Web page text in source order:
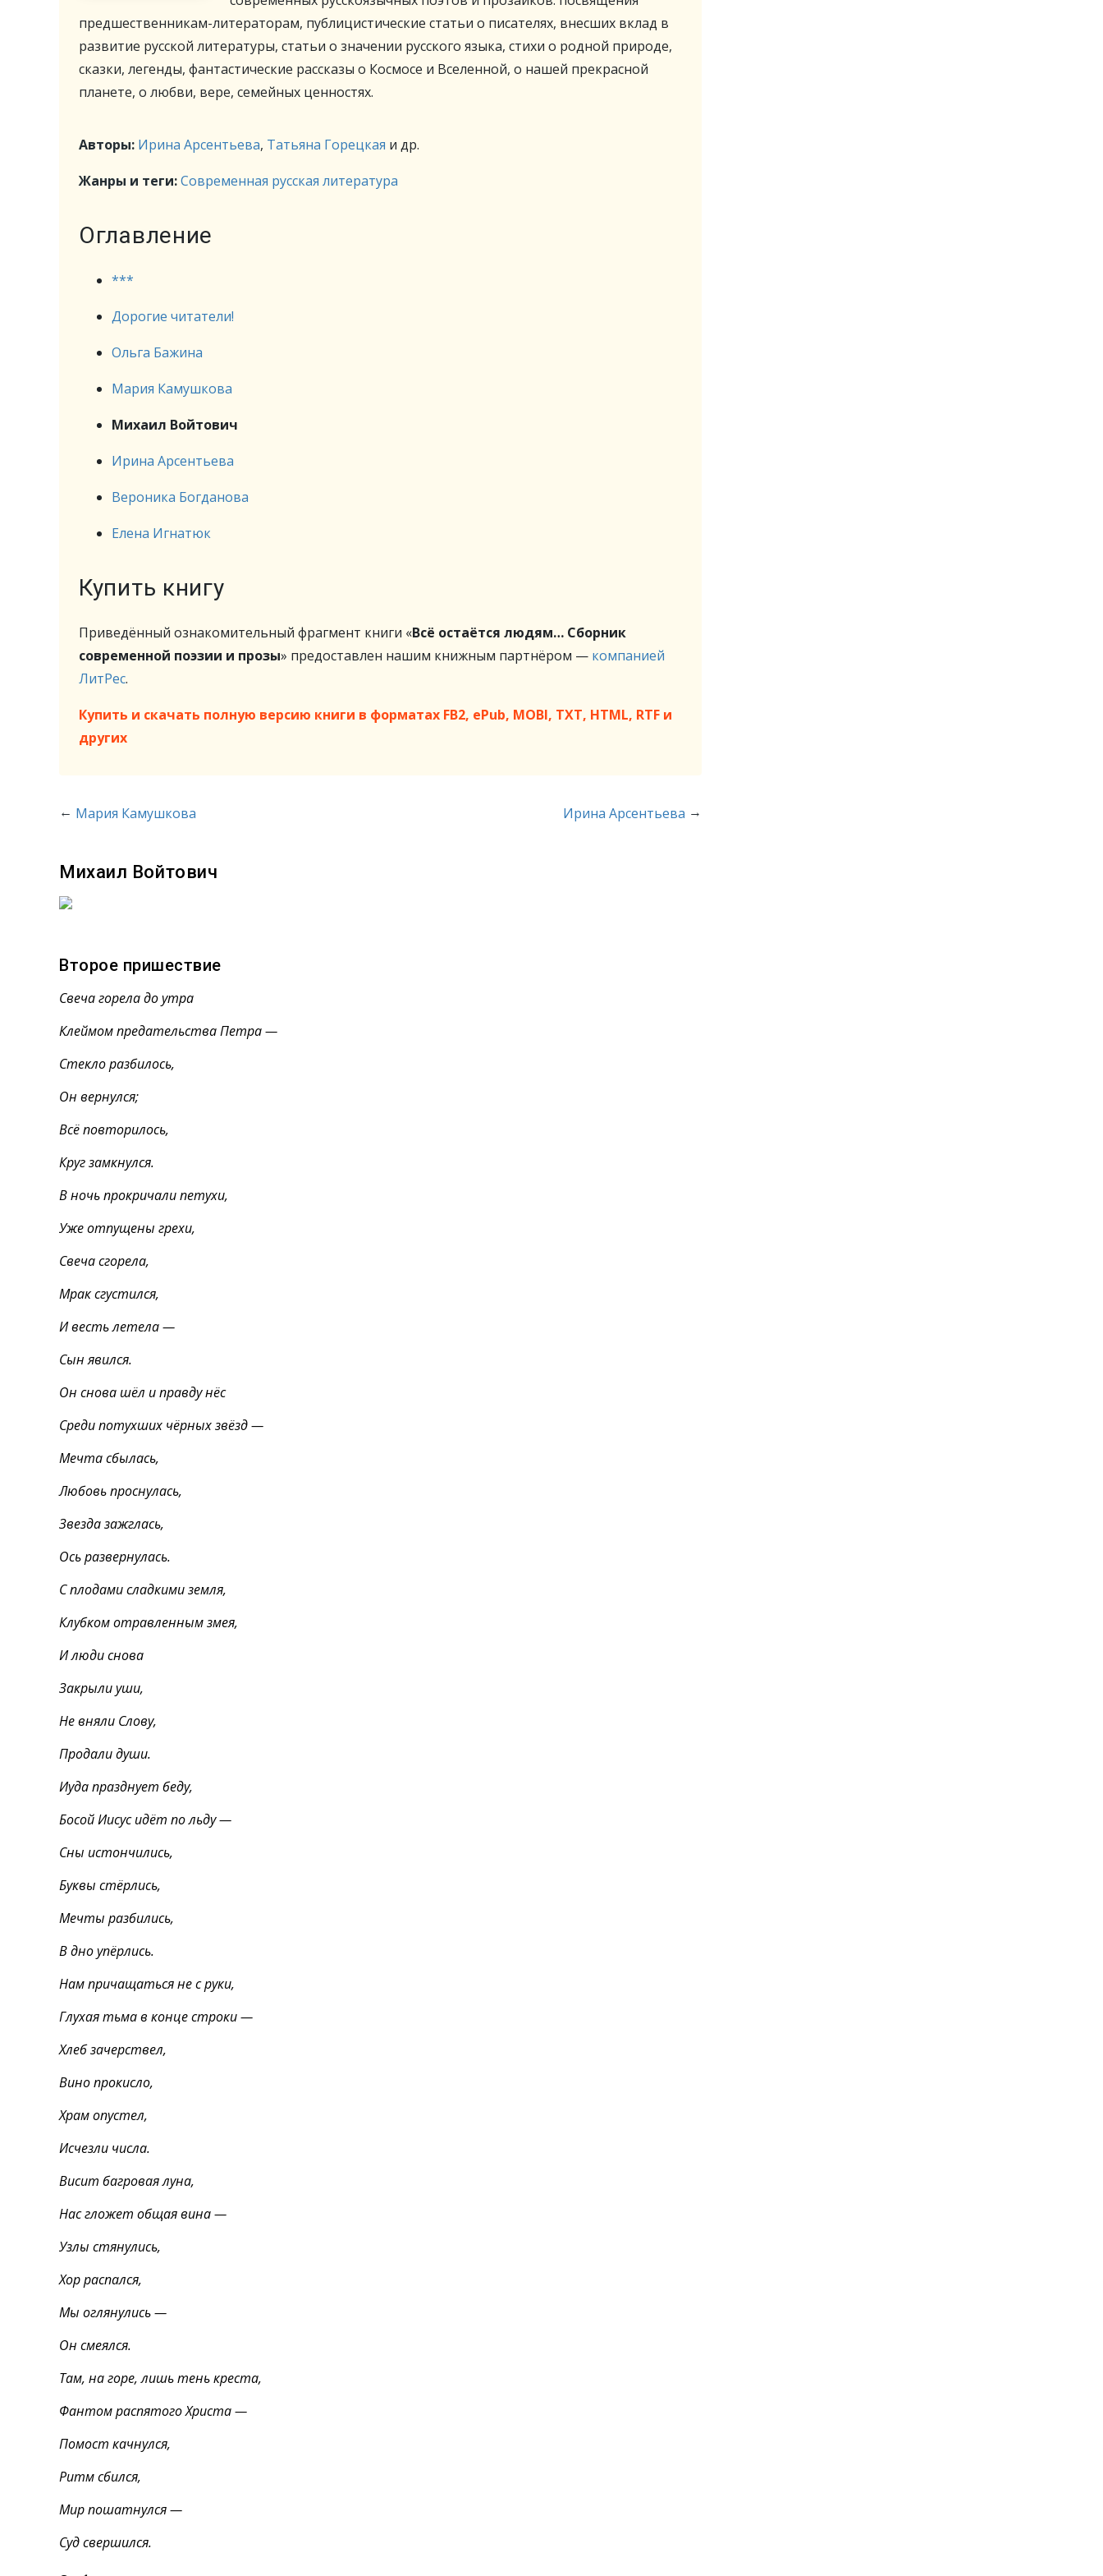
предшественникам-литераторам, публицистические статьи о писателях, внесших вклад в
развитие русской литературы, статьи о значении русского языка, стихи о родной природе,
сказки, легенды, фантастические рассказы о Космосе и Вселенной, о нашей прекрасной
планете, о любви, вере, семейных ценностях.
Авторы: Ирина Арсентьева, Татьяна Горецкая и др.
Жанры и теги:Современная русская литература
Оглавление
***
Дорогие читатели!
Ольга Бажина
Мария Камушкова
Михаил Войтович
Ирина Арсентьева
Вероника Богданова
Елена Игнатюк
Купить книгу
Приведённый ознакомительный фрагмент книги «Всё остаётся людям… Сборник
современной поэзии и прозы» предоставлен нашим книжным партнёром — компанией
ЛитРес.
Купить и скачать полную версию книги в форматах FB2, ePub, MOBI, TXT, HTML, RTF и
других
← Мария Камушкова Ирина Арсентьева →
Михаил Войтович
Второе пришествие
Свеча горела до утра
Клеймом предательства Петра —
Стекло разбилось,
Он вернулся;
Всё повторилось,
Круг замкнулся.
В ночь прокричали петухи,
Уже отпущены грехи,
Свеча сгорела,
Мрак сгустился,
И весть летела —
Сын явился.
Он снова шёл и правду нёс
Среди потухших чёрных звёзд —
Мечта сбылась,
Любовь проснулась,
Звезда зажглась,
Ось развернулась.
С плодами сладкими земля,
Клубком отравленным змея,
И люди снова
Закрыли уши,
Не вняли Слову,
Продали души.
Иуда празднует беду,
Босой Иисус идёт по льду —
Сны истончились,
Буквы стёрлись,
Мечты разбились,
В дно упёрлись.
Нам причащаться не с руки,
Глухая тьма в конце строки —
Хлеб зачерствел,
Вино прокисло,
Храм опустел,
Исчезли числа.
Висит багровая луна,
Нас гложет общая вина —
Узлы стянулись,
Хор распался,
Мы оглянулись —
Он смеялся.
Там, на горе, лишь тень креста,
Фантом распятого Христа —
Помост качнулся,
Ритм сбился,
Мир пошатнулся —
Суд свершился.